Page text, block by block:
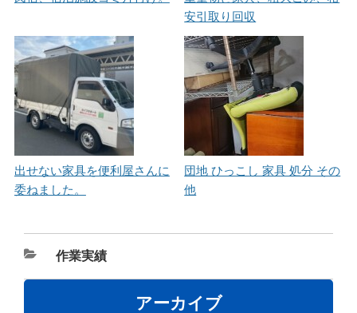
安引取り回収
出せない家具を便利屋さんに
委ねました。
団地 ひっこし 家具 処分 その
他
カ
テ
作業実績
アーカイブ